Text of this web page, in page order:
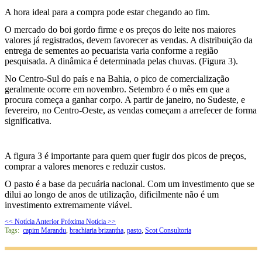
A hora ideal para a compra pode estar chegando ao fim.
O mercado do boi gordo firme e os preços do leite nos maiores
valores já registrados, devem favorecer as vendas. A distribuição da
entrega de sementes ao pecuarista varia conforme a região
pesquisada. A dinâmica é determinada pelas chuvas. (Figura 3).
No Centro-Sul do país e na Bahia, o pico de comercialização
geralmente ocorre em novembro. Setembro é o mês em que a
procura começa a ganhar corpo. A partir de janeiro, no Sudeste, e
fevereiro, no Centro-Oeste, as vendas começam a arrefecer de forma
significativa.
A figura 3 é importante para quem quer fugir dos picos de preços,
comprar a valores menores e reduzir custos.
O pasto é a base da pecuária nacional. Com um investimento que se
dilui ao longo de anos de utilização, dificilmente não é um
investimento extremamente viável.
<< Notícia Anterior Próxima Notícia >>
Tags: capim Marandu, brachiaria brizantha, pasto, Scot Consultoria